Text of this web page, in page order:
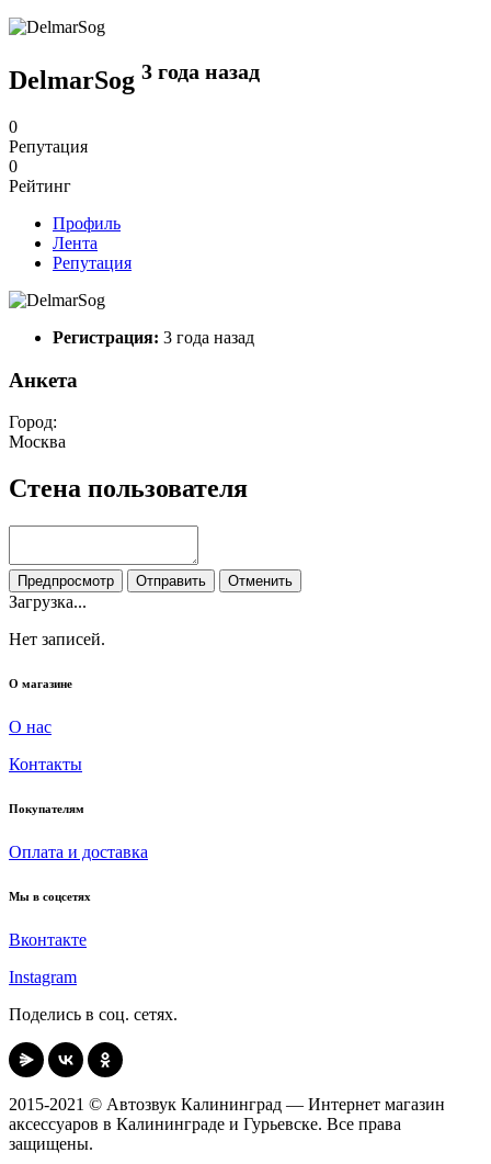
DelmarSog 3 года назад
0
Репутация
0
Рейтинг
Профиль
Лента
Репутация
Регистрация: 3 года назад
Анкета
Город:
Москва
Стена пользователя
Предпросмотр Отправить Отменить
Загрузка...
Нет записей.
О магазине
О нас
Контакты
Покупателям
Оплата и доставка
Мы в соцсетях
Вконтакте
Instagram
Поделись в соц. сетях.
2015-2021 © Автозвук Калининград — Интернет магазин
аксессуаров в Калининграде и Гурьевске. Все права
защищены.